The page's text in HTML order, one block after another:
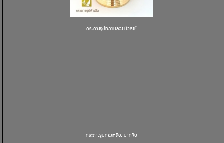
กระถางธูปทองเหลือง หัวสิงห์
กระถางธูปทองเหลือง ปากจีบ